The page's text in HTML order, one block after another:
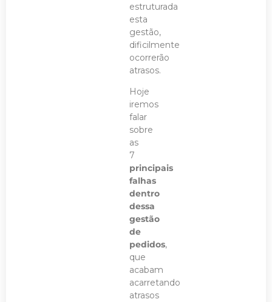
estruturada
esta
gestão,
dificilmente
ocorrerão
atrasos.
Hoje
iremos
falar
sobre
as
7
principais
falhas
dentro
dessa
gestão
de
pedidos,
que
acabam
acarretando
atrasos